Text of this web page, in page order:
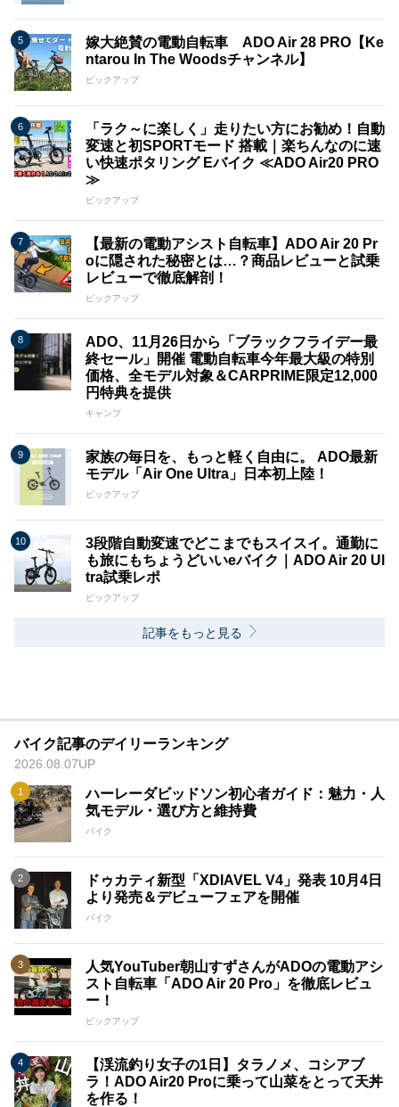
嫁大絶賛の電動自転車 ADO Air 28 PRO【Ke
ntarou In The Woodsチャンネル】
ピックアップ
「ラク～に楽しく」走りたい方にお勧め！自動
変速と初SPORTモード 搭載｜楽ちんなのに速
い快速ポタリング Eバイク ≪ADO Air20 PRO
≫
ピックアップ
【最新の電動アシスト自転車】ADO Air 20 Pr
oに隠された秘密とは…？商品レビューと試乗
レビューで徹底解剖！
ピックアップ
ADO、11月26日から「ブラックフライデー最
終セール」開催 電動自転車今年最大級の特別
価格、全モデル対象＆CARPRIME限定12,000
円特典を提供
キャンプ
家族の毎日を、もっと軽く自由に。 ADO最新
モデル「Air One Ultra」日本初上陸！
ピックアップ
3段階自動変速でどこまでもスイスイ。通勤に
も旅にもちょうどいいeバイク｜ADO Air 20 Ul
tra試乗レポ
ピックアップ
記事をもっと見る
バイク記事のデイリーランキング
2026.08.07UP
ハーレーダビッドソン初心者ガイド：魅力・人
気モデル・選び方と維持費
バイク
ドゥカティ新型「XDIAVEL V4」発表 10月4日
より発売＆デビューフェアを開催
バイク
人気YouTuber朝山すずさんがADOの電動アシ
スト自転車「ADO Air 20 Pro」を徹底レビュ
ー！
ピックアップ
【渓流釣り女子の1日】タラノメ、コシアブ
ラ！ADO Air20 Proに乗って山菜をとって天丼
を作る！